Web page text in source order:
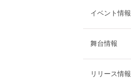
イベント情報
舞台情報
リリース情報